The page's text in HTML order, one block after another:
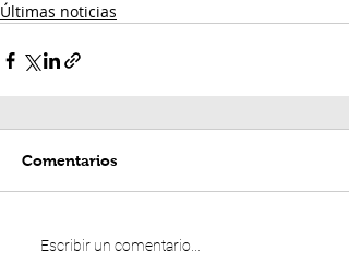
Últimas noticias
Comentarios
Escribir un comentario...